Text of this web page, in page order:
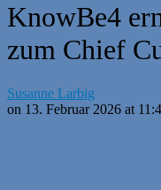
KnowBe4
zum Chief
Susanne Larbig
on 13. Februar 2026 at